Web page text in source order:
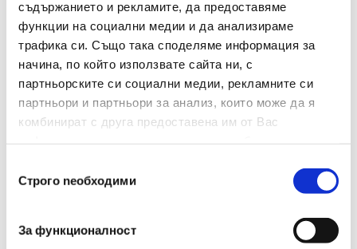
съдържанието и рекламите, да предоставяме
функции на социални медии и да анализираме
трафика си. Също така споделяме информация за
начина, по който използвате сайта ни, с
партньорските си социални медии, рекламните си
партньори и партньори за анализ, които може да я
комбинират с друга предоставена им от Вас
наСтрого nеобходими
За функционалност
Цвят Лилави
Материал Метал
Брой В Опаковка 50
Размери(мм) 28